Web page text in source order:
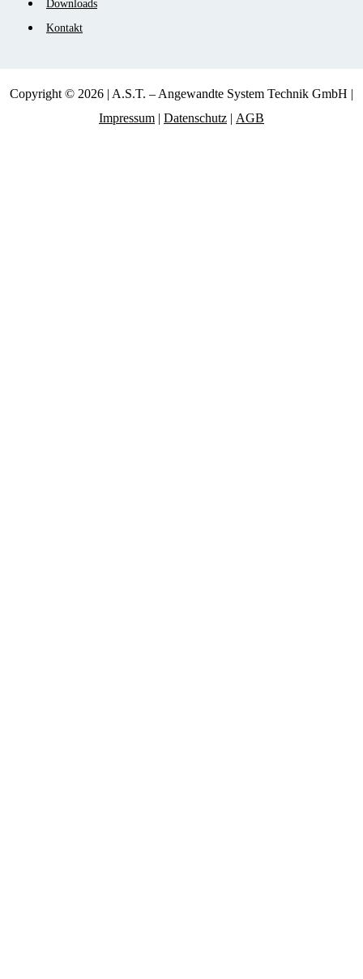
Downloads
Kontakt
Copyright © 2026 | A.S.T. – Angewandte System Technik GmbH |
Impressum | Datenschutz | AGB